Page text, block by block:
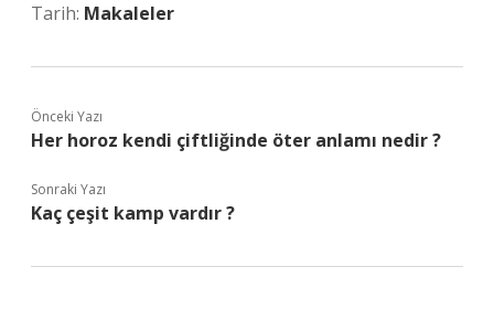
Tarih: Makaleler
Önceki Yazı
Her horoz kendi çiftliğinde öter anlamı nedir ?
Sonraki Yazı
Kaç çeşit kamp vardır ?